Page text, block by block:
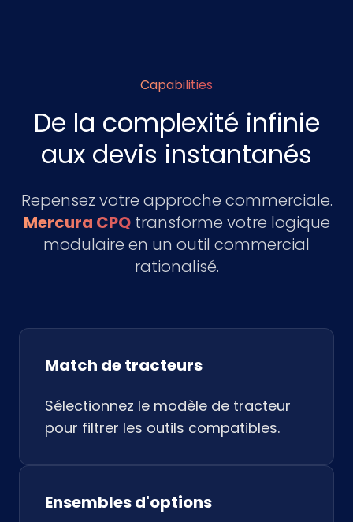
Capabilities
De la complexité infinie
aux devis instantanés
Repensez votre approche commerciale.
Mercura CPQtransforme votre logique
modulaire en un outil commercial
rationalisé.
Match de tracteurs
Sélectionnez le modèle de tracteur
pour filtrer les outils compatibles.
Ensembles d'options